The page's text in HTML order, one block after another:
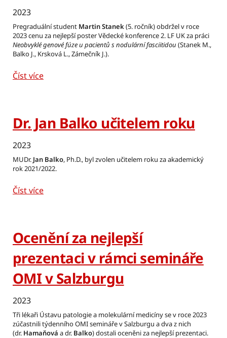
2023
Pregraduální student Martin Stanek(5. ročník) obdržel v roce
2023 cenu za nejlepší poster Vědecké konference 2. LF UK za práci
Neobvyklé genové fúze u pacientů s nodulární fasciitidou (Stanek M.,
Balko J., Krsková L., Zámečník J.).
Číst více
Dr. Jan Balko učitelem roku
2023
MUDr. Jan Balko, Ph.D., byl zvolen učitelem roku za akademický
rok 2021/2022.
Číst více
Ocenění za nejlepší
prezentaci v rámci semináře
OMI v Salzburgu
2023
Tři lékaři Ústavu patologie a molekulární medicíny se v roce 2023
zúčastnili týdenního OMI semináře v Salzburgu a dva z nich
(dr. Hamaňová a dr. Balko) dostali oceněni za nejlepší prezentaci.